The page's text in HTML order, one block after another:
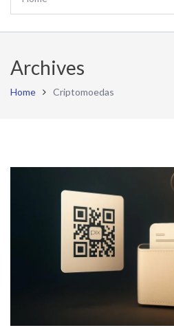
Archives
Home Criptomoedas